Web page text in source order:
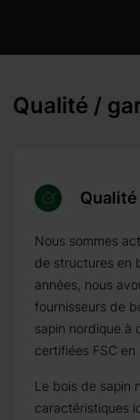
Qualité /
Qualité
Nous sommes
de structures en
années, nous
fournisseurs de
sapin nordique à
certifiées FSC en
Le bois de sapin
caractéristiques